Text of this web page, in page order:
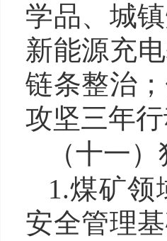
学品、城
新能源充
链条整治
攻坚三年
（十一）
1.煤矿领
安全管理